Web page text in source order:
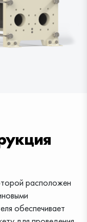
расположен
обеспечивает